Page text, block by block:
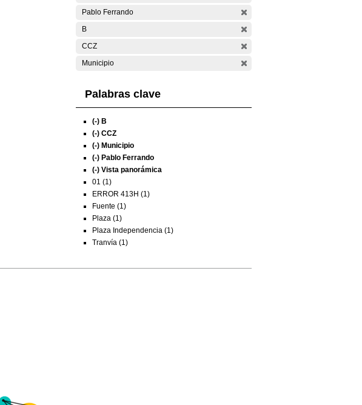
Pablo Ferrando
B
CCZ
Municipio
Palabras clave
(-) B
(-) CCZ
(-) Municipio
(-) Pablo Ferrando
(-) Vista panorámica
01 (1)
ERROR 413H (1)
Fuente (1)
Plaza (1)
Plaza Independencia (1)
Tranvía (1)